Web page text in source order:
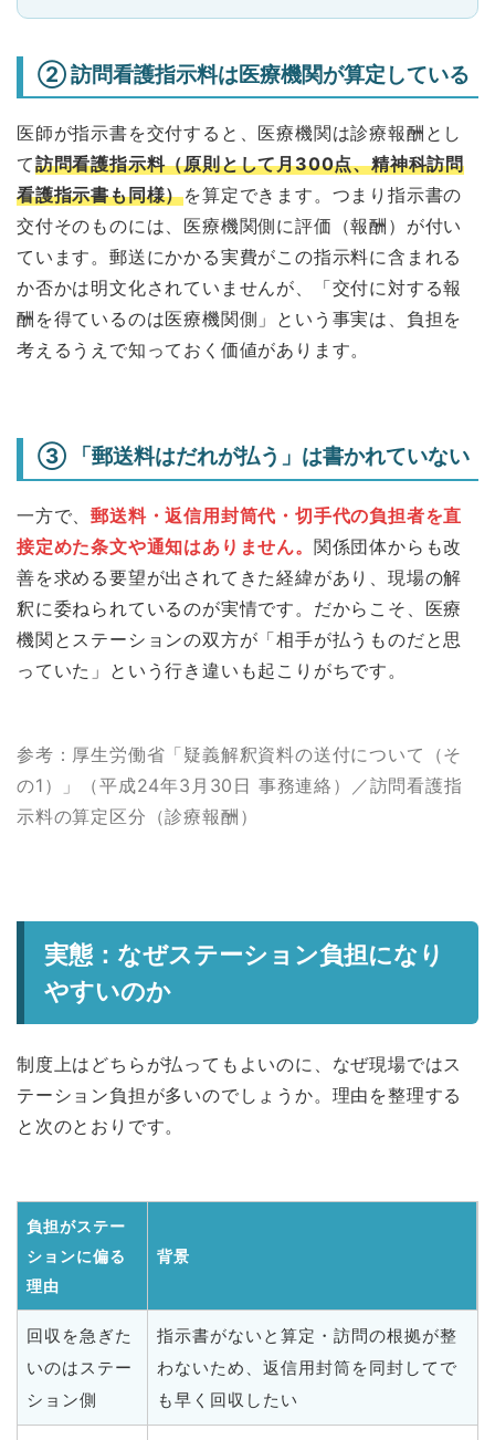
② 訪問看護指示料は医療機関が算定している
医師が指示書を交付すると、医療機関は診療報酬とし
て訪問看護指示料（原則として月300点、精神科訪問
看護指示書も同様）を算定できます。つまり指示書の
交付そのものには、医療機関側に評価（報酬）が付い
ています。郵送にかかる実費がこの指示料に含まれる
か否かは明文化されていませんが、「交付に対する報
酬を得ているのは医療機関側」という事実は、負担を
考えるうえで知っておく価値があります。
③ 「郵送料はだれが払う」は書かれていない
一方で、郵送料・返信用封筒代・切手代の負担者を直
接定めた条文や通知はありません。 関係団体からも改
善を求める要望が出されてきた経緯があり、現場の解
釈に委ねられているのが実情です。だからこそ、医療
機関とステーションの双方が「相手が払うものだと思
っていた」という行き違いも起こりがちです。
参考：厚生労働省「疑義解釈資料の送付について（そ
の1）」（平成24年3月30日 事務連絡）／訪問看護指
示料の算定区分（診療報酬）
実態：なぜステーション負担になり
やすいのか
制度上はどちらが払ってもよいのに、なぜ現場ではス
テーション負担が多いのでしょうか。理由を整理する
と次のとおりです。
負担がステー
ションに偏る
理由
背景
回収を急ぎた
いのはステー
ション側
指示書がないと算定・訪問の根拠が整
わないため、返信用封筒を同封してで
も早く回収したい